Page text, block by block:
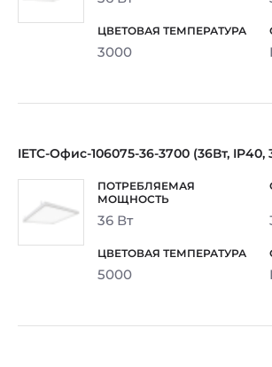
3000
IETC-Офис-106075-36-3700 (36Вт,
36 Вт
5000